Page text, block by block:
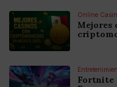
Online
Mejores
Fortnite